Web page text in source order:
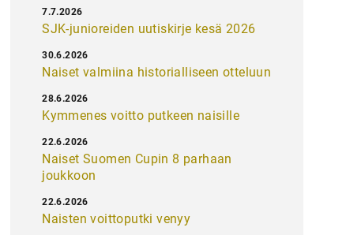
SJK-junioreiden uutiskirje kesä 2026
7.7.2026
Naiset valmiina historialliseen otteluun
30.6.2026
Kymmenes voitto putkeen naisille
28.6.2026
Naiset Suomen Cupin 8 parhaan
joukkoon
22.6.2026
Naisten voittoputki venyy
22.6.2026